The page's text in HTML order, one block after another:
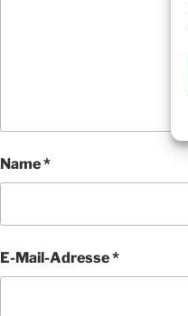
Name*
E-Mail-Adresse*